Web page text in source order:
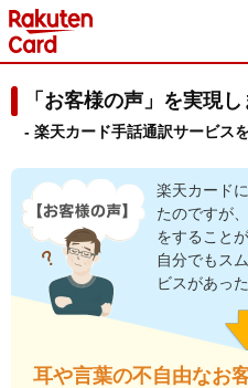
「お客様の声」を実現
- 楽天カード手話通訳サービス
楽天カード
たのですが
をすること
自分でもス
ビスがあっ
耳や言葉の不自由なお